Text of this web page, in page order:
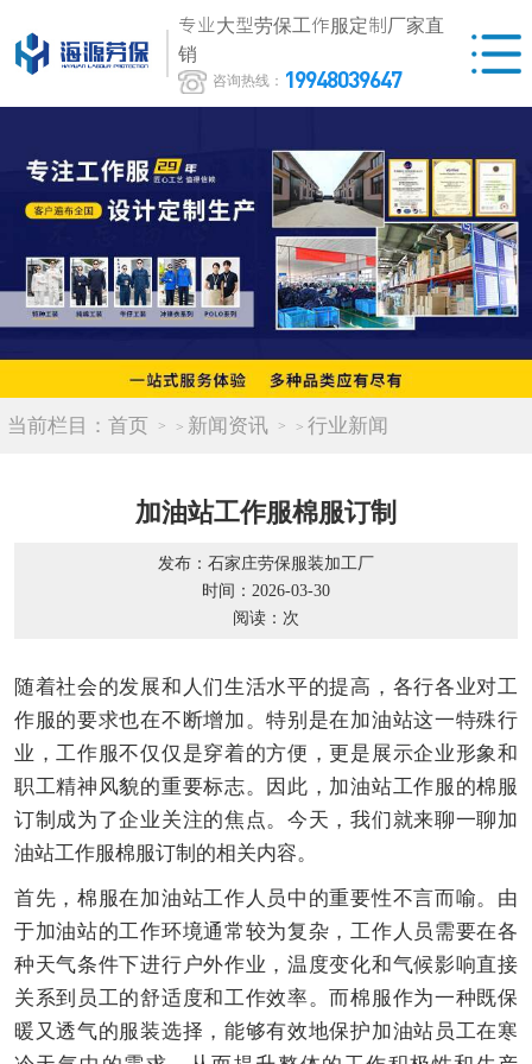
专业大型劳保工作服定制厂家直
销
咨询热线： 19948039647
当前栏目： 首页 > 新闻资讯 > 行业新闻
加油站工作服棉服订制
发布：石家庄劳保服装加工厂
时间：2026-03-30
阅读： 次
随着社会的发展和人们生活水平的提高，各行各业对工
作服的要求也在不断增加。特别是在加油站这一特殊行
业，工作服不仅仅是穿着的方便，更是展示企业形象和
职工精神风貌的重要标志。因此，加油站工作服的棉服
订制成为了企业关注的焦点。今天，我们就来聊一聊加
油站工作服棉服订制的相关内容。
首先，棉服在加油站工作人员中的重要性不言而喻。由
于加油站的工作环境通常较为复杂，工作人员需要在各
种天气条件下进行户外作业，温度变化和气候影响直接
关系到员工的舒适度和工作效率。而棉服作为一种既保
暖又透气的服装选择，能够有效地保护加油站员工在寒